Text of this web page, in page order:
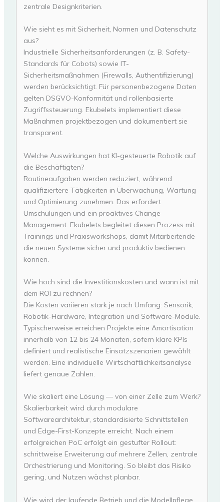
zentrale Designkriterien.
Wie sieht es mit Sicherheit, Normen und Datenschutz
aus?
Industrielle Sicherheitsanforderungen (z. B. Safety-
Standards für Cobots) sowie IT-
Sicherheitsmaßnahmen (Firewalls, Authentifizierung)
werden berücksichtigt. Für personenbezogene Daten
gelten DSGVO-Konformität und rollenbasierte
Zugriffssteuerung. Ekubelets implementiert diese
Maßnahmen projektbezogen und dokumentiert sie
transparent.
Welche Auswirkungen hat KI-gesteuerte Robotik auf
die Beschäftigten?
Routineaufgaben werden reduziert, während
qualifiziertere Tätigkeiten in Überwachung, Wartung
und Optimierung zunehmen. Das erfordert
Umschulungen und ein proaktives Change
Management. Ekubelets begleitet diesen Prozess mit
Trainings und Praxisworkshops, damit Mitarbeitende
die neuen Systeme sicher und produktiv bedienen
können.
Wie hoch sind die Investitionskosten und wann ist mit
dem ROI zu rechnen?
Die Kosten variieren stark je nach Umfang: Sensorik,
Robotik-Hardware, Integration und Software-Module.
Typischerweise erreichen Projekte eine Amortisation
innerhalb von 12 bis 24 Monaten, sofern klare KPIs
definiert und realistische Einsatzszenarien gewählt
werden. Eine individuelle Wirtschaftlichkeitsanalyse
liefert genaue Zahlen.
Wie skaliert eine Lösung — von einer Zelle zum Werk?
Skalierbarkeit wird durch modulare
Softwarearchitektur, standardisierte Schnittstellen
und Edge-First-Konzepte erreicht. Nach einem
erfolgreichen PoC erfolgt ein gestufter Rollout:
schrittweise Erweiterung auf mehrere Zellen, zentrale
Orchestrierung und Monitoring. So bleibt das Risiko
gering, und Nutzen wächst planbar.
Wie wird der laufende Betrieb und die Modellpflege